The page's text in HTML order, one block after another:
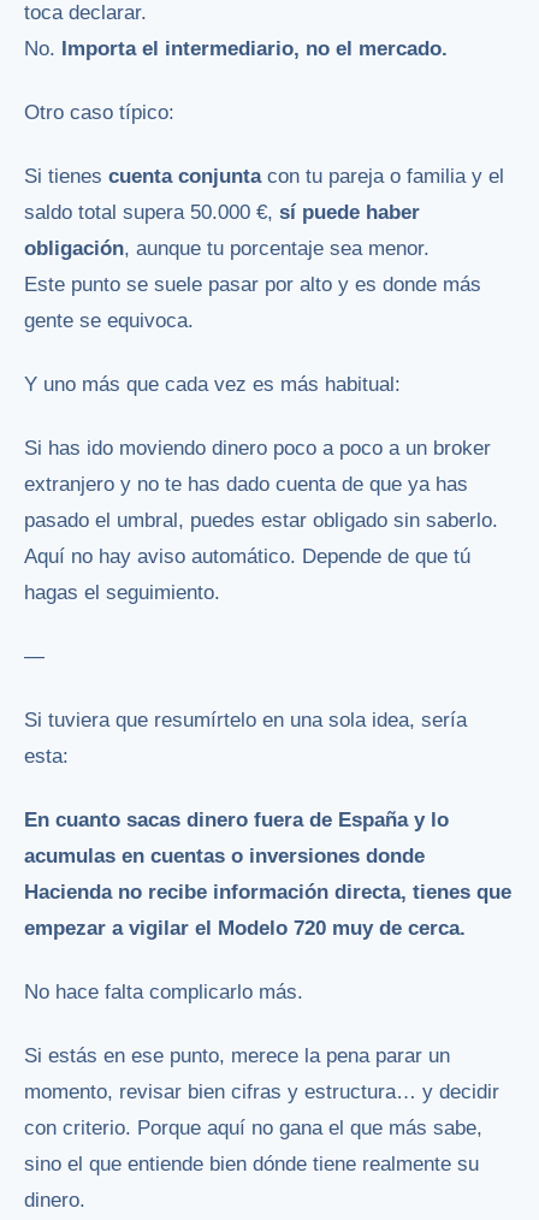
toca declarar.
No. Importa el intermediario, no el mercado.
Otro caso típico:
Si tienes cuenta conjuntacon tu pareja o familia y el
saldo total supera 50.000 €, sí puede haber
obligación, aunque tu porcentaje sea menor.
Este punto se suele pasar por alto y es donde más
gente se equivoca.
Y uno más que cada vez es más habitual:
Si has ido moviendo dinero poco a poco a un broker
extranjero y no te has dado cuenta de que ya has
pasado el umbral, puedes estar obligado sin saberlo.
Aquí no hay aviso automático. Depende de que tú
hagas el seguimiento.
—
Si tuviera que resumírtelo en una sola idea, sería
esta:
En cuanto sacas dinero fuera de España y lo
acumulas en cuentas o inversiones donde
Hacienda no recibe información directa, tienes que
empezar a vigilar el Modelo 720 muy de cerca.
No hace falta complicarlo más.
Si estás en ese punto, merece la pena parar un
momento, revisar bien cifras y estructura… y decidir
con criterio. Porque aquí no gana el que más sabe,
sino el que entiende bien dónde tiene realmente su
dinero.